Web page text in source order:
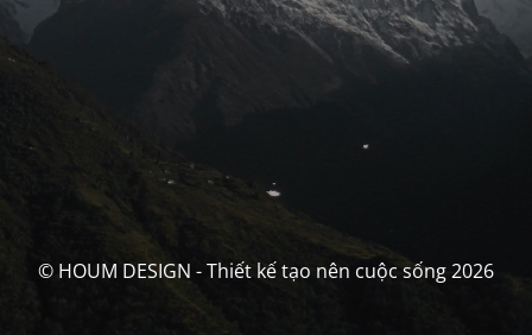
© HOUM DESIGN - Thiết kế tạo nên cuộc sống 2026